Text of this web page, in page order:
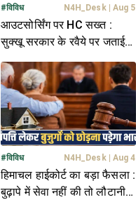
#विविध N4H_Desk| Aug 5
आउटसोर्सिंग पर HC सख्त :
सुक्खू सरकार के रवैये पर जताई
फटकार
#विविध N4H_Desk| Aug 4
हिमाचल हाईकोर्ट का बड़ा फैसला :
बुढ़ापे में सेवा नहीं की तो लौटानी